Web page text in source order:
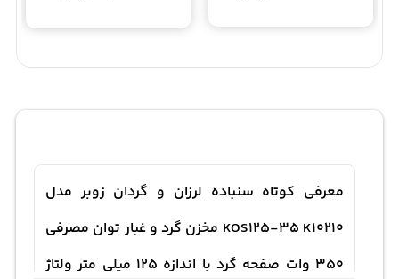
معرفی کوتاه سنباده لرزان و گردان زوبر مدل
KOS125-35 K10210 مخزن گرد و غبار توان مصرفی
350 وات صفحه گرد با اندازه 125 میلی متر ولتاژ